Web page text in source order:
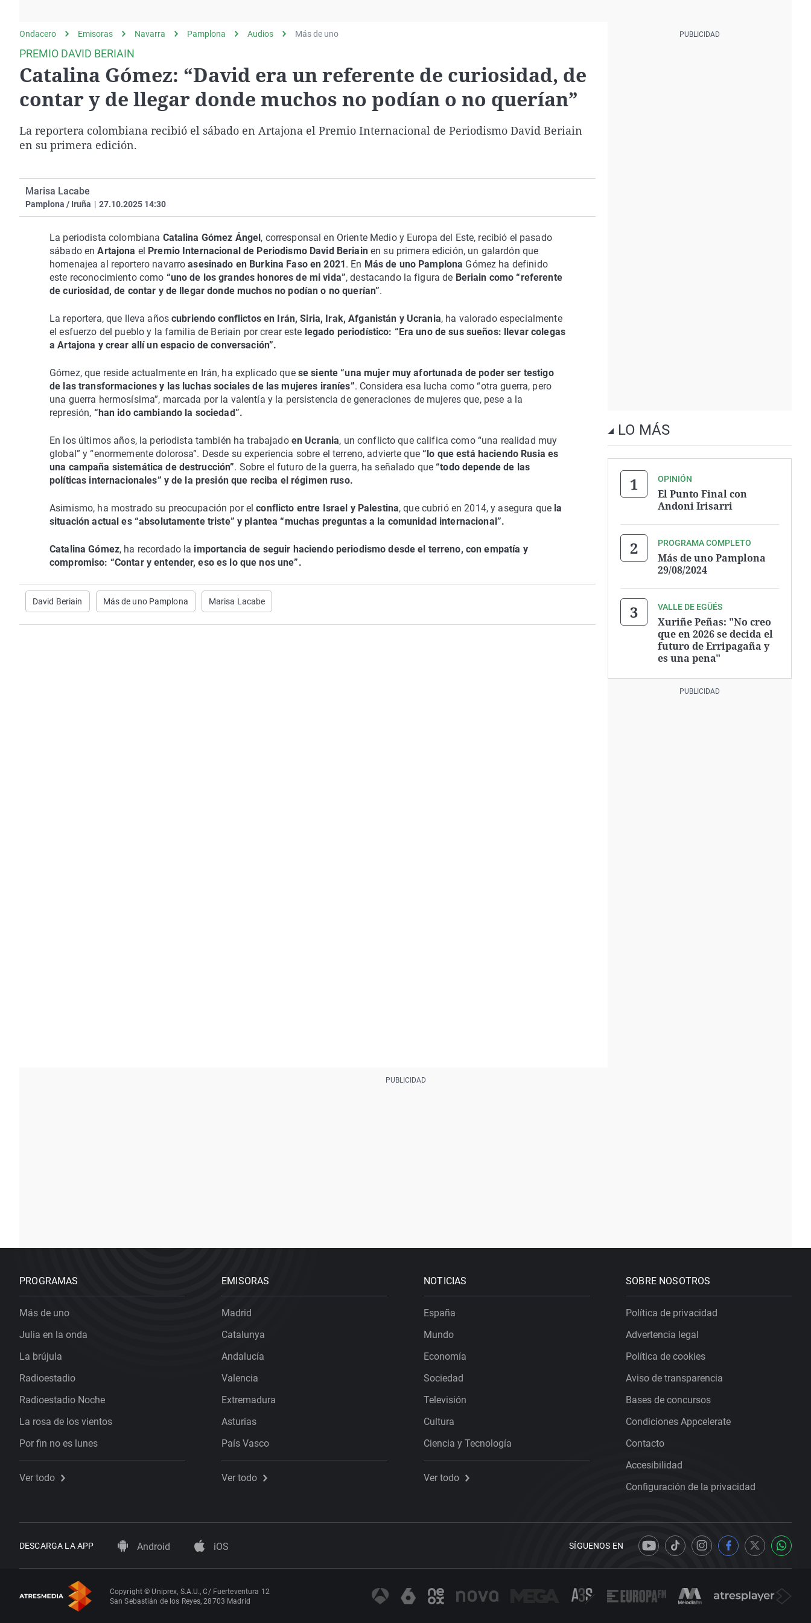
gato
Operación Viuda
Negra
Navarra
Ondacero Emisoras Navarra Pamplona Audios Más de uno
PREMIO DAVID BERIAIN
Catalina Gómez: “David era un referente de curiosidad, de
contar y de llegar donde muchos no podían o no querían”
La reportera colombiana recibió el sábado en Artajona el Premio Internacional de Periodismo David Beriain
en su primera edición.
Marisa Lacabe
Pamplona / Iruña | 27.10.2025 14:30
La periodista colombiana Catalina Gómez Ángel, corresponsal en Oriente Medio y Europa del Este, recibió el pasado
sábado enArtajona el Premio Internacional de Periodismo David Beriain en su primera edición, un galardón que
homenajea al reportero navarroasesinado en Burkina Faso en 2021. En Más de uno Pamplona Gómez ha definido
este reconocimiento como “uno de los grandes honores de mi vida”, destacando la figura de Beriain como “referente
de curiosidad, de contar y de llegar donde muchos no podían o no querían”.
La reportera, que lleva añoscubriendo conflictos en Irán, Siria, Irak, Afganistán y Ucrania, ha valorado especialmente
el esfuerzo del pueblo y la familia de Beriain por crear este legado periodístico: “Era uno de sus sueños: llevar colegas
a Artajona y crear allí un espacio de conversación”.
Gómez, que reside actualmente en Irán, ha explicado que se siente “una mujer muy afortunada de poder ser testigo
de las transformaciones y las luchas sociales de las mujeres iraníes”. Considera esa lucha como “otra guerra, pero
una guerra hermosísima”, marcada por la valentía y la persistencia de generaciones de mujeres que, pese a la
represión, “han ido cambiando la sociedad”.
En los últimos años, la periodista también ha trabajado en Ucrania, un conflicto que califica como “una realidad muy
global” y “enormemente dolorosa”. Desde su experiencia sobre el terreno, advierte que“lo que está haciendo Rusia es
una campaña sistemática de destrucción”. Sobre el futuro de la guerra, ha señalado que“todo depende de las
políticas internacionales” y de la presión que reciba el régimen ruso.
Asimismo, ha mostrado su preocupación por elconflicto entre Israel y Palestina, que cubrió en 2014, y asegura que la
situación actual es “absolutamente triste” y plantea “muchas preguntas a la comunidad internacional”.
Catalina Gómez, ha recordado la importancia de seguir haciendo periodismo desde el terreno, con empatía y
compromiso: “Contar y entender, eso es lo que nos une”.
David Beriain Más de uno Pamplona Marisa Lacabe
LO MÁS
OPINIÓN
El Punto Final con
Andoni Irisarri
PROGRAMA COMPLETO
Más de uno Pamplona
29/08/2024
VALLE DE EGÜÉS
Xuriñe Peñas: "No creo
que en 2026 se decida el
futuro de Erripagaña y
es una pena"
PROGRAMAS
Más de uno
Julia en la onda
La brújula
Radioestadio
Radioestadio Noche
La rosa de los vientos
Por fin no es lunes
Ver todo
EMISORAS
Madrid
Catalunya
Andalucía
Valencia
Extremadura
Asturias
País Vasco
Ver todo
NOTICIAS
España
Mundo
Economía
Sociedad
Televisión
Cultura
Ciencia y Tecnología
Ver todo
SOBRE NOSOTROS
Política de privacidad
Advertencia legal
Política de cookies
Aviso de transparencia
Bases de concursos
Condiciones Appcelerate
Contacto
Accesibilidad
Configuración de la privacidad
DESCARGA LA APP Android iOS SÍGUENOS EN
Copyright © Uniprex, S.A.U., C/ Fuerteventura 12
San Sebastián de los Reyes, 28703 Madrid